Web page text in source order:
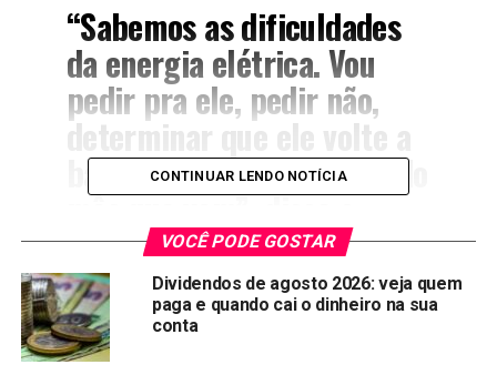
“Sabemos as dificuldades
da energia elétrica. Vou
pedir pra ele, pedir não,
determinar que ele volte a
bandeira normal a partir do
mês que vem”, disse o
presidente.
A bandeira vermelha estava em vigor desde junho deste
ano e representava mais R$ 9,49 a mais na conta de luz
por cada kWh consumido pela unidade, um aumento de
CONTINUAR LENDO NOTÍCIA
VOCÊ PODE GOSTAR
Dividendos de agosto 2026: veja quem
paga e quando cai o dinheiro na sua
conta